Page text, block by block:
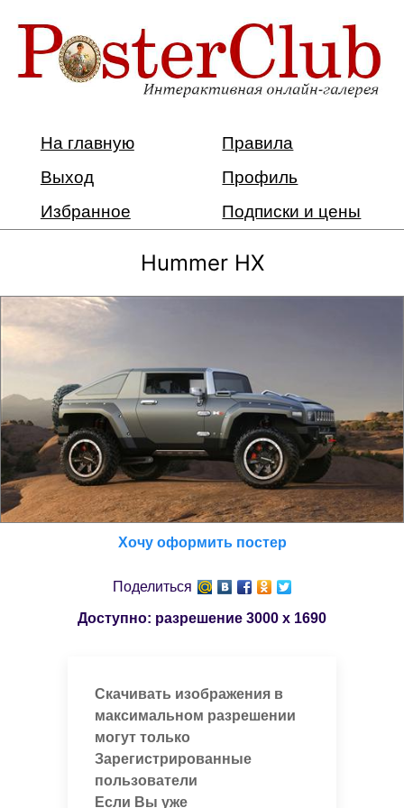
На главную
Правила
Выход
Профиль
Избранное
Подписки и цены
Hummer HX
Хочу оформить постер
Поделиться
Доступно: разрешение 3000 x 1690
Скачивать изображения в
максимальном разрешении
могут только
Зарегистрированные
пользователи
Если Вы уже